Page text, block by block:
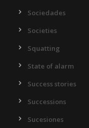
Sociedades
Societies
Squatting
State of alarm
Success stories
Successions
Sucesiones